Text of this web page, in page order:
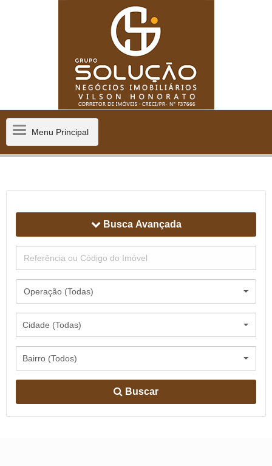
MenuMenu Principal
Busca Avançada
Operação (Todas)
Cidade (Todas)
Bairro (Todos)
Buscar